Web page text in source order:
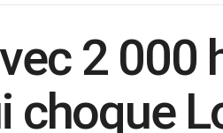
2 000
choque